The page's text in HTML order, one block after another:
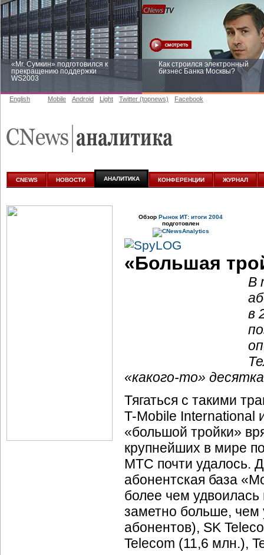
«Mr. Сумкин» подготовился к
прекращению поддержки
WS2003
Как строился электронный
бизнес Банка Москвы?
аналитике
English Mobile Android Light Twitter (topnews) Facebook
CNEWS НОВОСТИ АНАЛИТИКА КОНФЕРЕНЦИИ ЖУРНАЛ
Обзор Рынок ИТ: итоги 2004
подготовлен
«Большая
В
в
«какого-то»
Тягаться с такими
T-Mobile International
«большой тройки»
крупнейших в мире
МТС почти удалось.
абонентская база
более чем
заметно больше, чем
абонентов), SK
Telecom (11,6 млн.),